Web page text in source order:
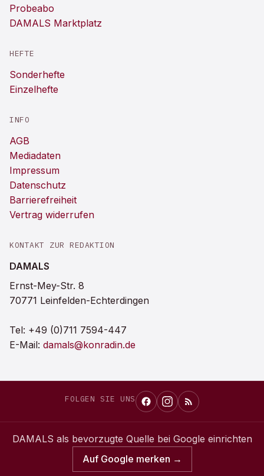
Probeabo
DAMALS Marktplatz
HEFTE
Sonderhefte
Einzelhefte
INFO
AGB
Mediadaten
Impressum
Datenschutz
Barrierefreiheit
Vertrag widerrufen
KONTAKT ZUR REDAKTION
DAMALS
Ernst-Mey-Str. 8
70771 Leinfelden-Echterdingen
Tel: +49 (0)711 7594-447
E-Mail: damals@konradin.de
FOLGEN SIE UNS
DAMALS als bevorzugte Quelle bei Google einrichten
Auf Google merken →